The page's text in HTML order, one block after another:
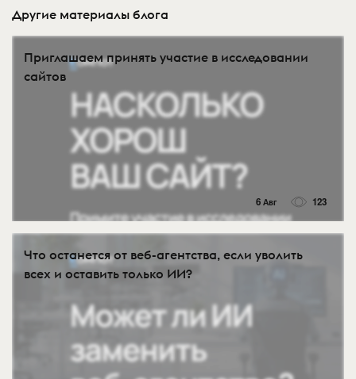
Другие материалы блога
Приглашаем принять участие в исследовании
сайтов
6 Авг 123
Что останется от веб-агентства, если уволить
всех и оставить только ИИ?